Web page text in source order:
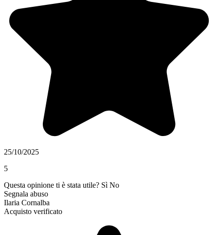
25/10/2025
5
Questa opinione ti è stata utile? Sì No
Segnala abuso
Ilaria Cornalba
Acquisto verificato